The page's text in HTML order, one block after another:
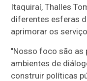
Itaquiraí, Thalles
diferentes esferas
aprimorar os
"Nosso foco são as
ambientes de
construir políticas